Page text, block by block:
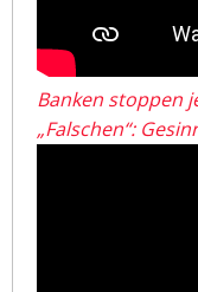
Banken stoppen
„Falschen“: